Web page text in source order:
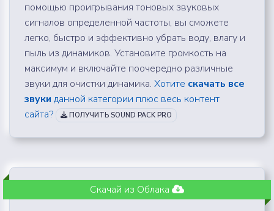
помощью проигрывания тоновых звуковых
сигналов определенной частоты, вы сможете
легко, быстро и эффективно убрать воду, влагу и
пыль из динамиков. Установите громкость на
максимум и включайте поочередно различные
звуки для очистки динамика. Хотите скачать все
звуки данной категории плюс весь контент
сайта?
ПОЛУЧИТЬ SOUND PACK PRO
Скачай из Облака